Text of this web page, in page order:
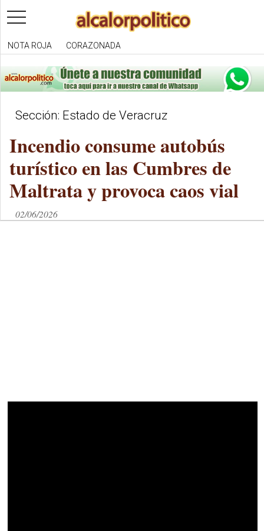
toggle
navigation
NOTA ROJA CORAZONADA
Sección: Estado de Veracruz
Incendio consume autobús
turístico en las Cumbres de
Maltrata y provoca caos vial
02/06/2026